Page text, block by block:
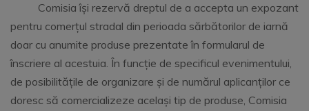
Comisia își rezervă dreptul de a accepta un expozant
pentru comerțul stradal din perioada sărbătorilor de iarnă
doar cu anumite produse prezentate în formularul de
înscriere al acestuia. În funcție de specificul evenimentului,
de posibilitățile de organizare și de numărul aplicanților ce
doresc să comercializeze același tip de produse, Comisia